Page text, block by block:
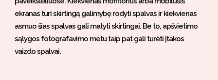
ekranas turi skirtingą galimybę rodyti spalvas ir kiekvienas
asmuo šias spalvas gali matyti skirtingai. Be to, apšvietimo
sąlygos fotografavimo metu taip pat gali turėti įtakos
vaizdo spalvai.